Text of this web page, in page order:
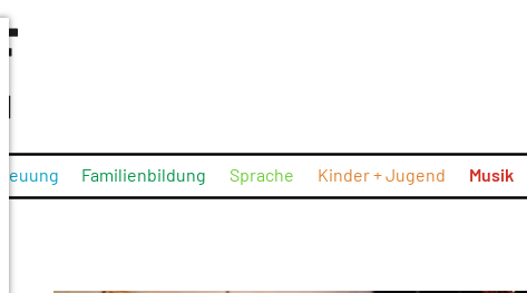
Familienbildung Sprache Kinder + Jugend Musik